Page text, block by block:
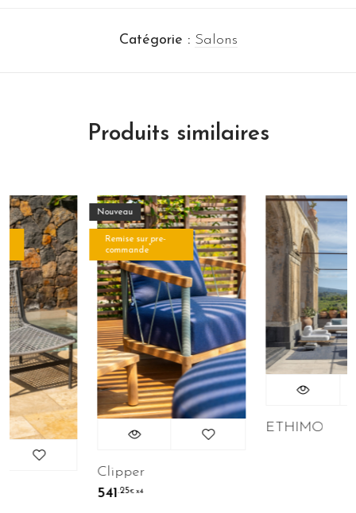
Catégorie : Salons
Produits similaires
Nouveau
Remise sur pre-
commande *
Clipper
541.25€ x4
ETHIMO